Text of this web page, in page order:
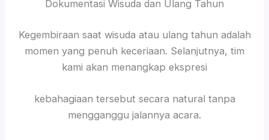
Dokumentasi Wisuda dan Ulang Tahun
Kegembiraan saat wisuda atau ulang tahun adalah
momen yang penuh keceriaan. Selanjutnya, tim
kami akan menangkap ekspresi
kebahagiaan tersebut secara natural tanpa
mengganggu jalannya acara.